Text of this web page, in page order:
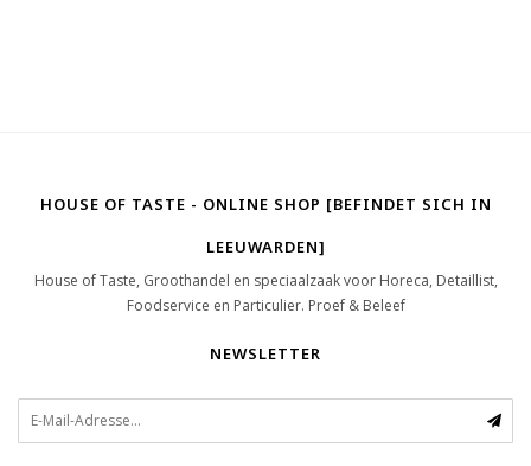
HOUSE OF TASTE - ONLINE SHOP [BEFINDET SICH IN
LEEUWARDEN]
House of Taste, Groothandel en speciaalzaak voor Horeca, Detaillist,
Foodservice en Particulier. Proef & Beleef
NEWSLETTER